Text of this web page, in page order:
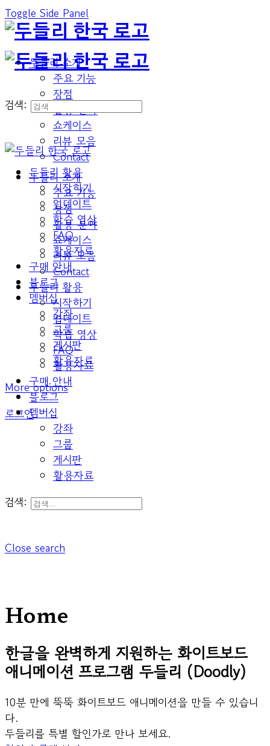
Toggle Side Panel
두들리 소개
주요 기능
장점
활용 분야
쇼케이스
리뷰 모음
Contact
두들리 활용
시작하기
업데이트
학습 영상
FAQ
활용자료
구매 안내
블로그
멤버십
강좌
그룹
게시판
활용자료
More options
로그인
검색:
두들리 소개
주요 기능
장점
활용 분야
쇼케이스
리뷰 모음
Contact
두들리 활용
시작하기
업데이트
학습 영상
FAQ
활용자료
구매 안내
블로그
멤버십
강좌
그룹
게시판
활용자료
검색:
Close search
Home
한글을 완벽하게 지원하는 화이트보드
애니메이션 프로그램 두들리 (Doodly)
10분 만에 뚝뚝 화이트보드 애니메이션을 만들 수 있습니
다.
두들리를 특별 할인가로 만나 보세요.